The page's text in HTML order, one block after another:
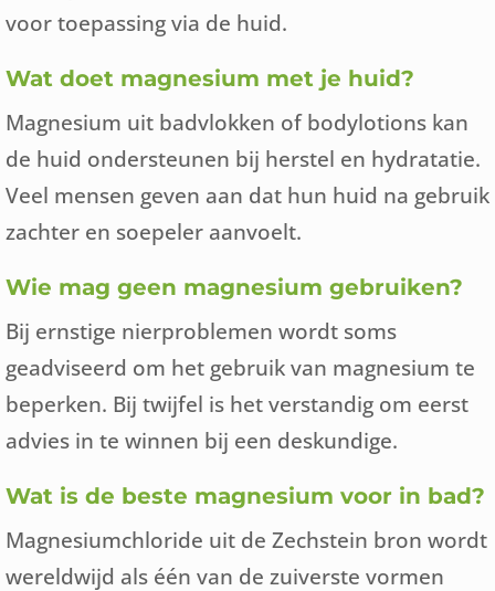
voor toepassing via de huid.
Wat doet magnesium met je huid?
Magnesium uit badvlokken of bodylotions kan
de huid ondersteunen bij herstel en hydratatie.
Veel mensen geven aan dat hun huid na gebruik
zachter en soepeler aanvoelt.
Wie mag geen magnesium gebruiken?
Bij ernstige nierproblemen wordt soms
geadviseerd om het gebruik van magnesium te
beperken. Bij twijfel is het verstandig om eerst
advies in te winnen bij een deskundige.
Wat is de beste magnesium voor in bad?
Magnesiumchloride uit de Zechstein bron wordt
wereldwijd als één van de zuiverste vormen